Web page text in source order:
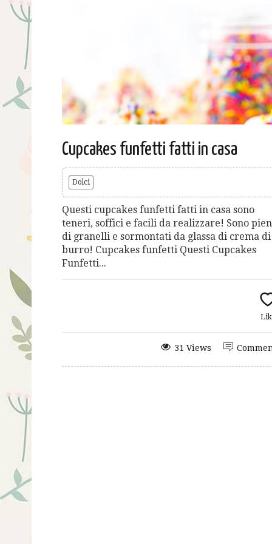
Cupcakes funfetti fatti in casa
Dolci
Questi cupcakes funfetti fatti in casa sono
teneri, soffici e facili da realizzare! Sono
di granelli e sormontati da glassa di crema di
burro! Cupcakes funfetti Questi Cupcakes
Funfetti...
31 Views